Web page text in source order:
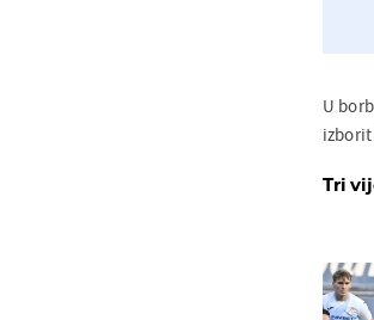
U
izborit
Tri